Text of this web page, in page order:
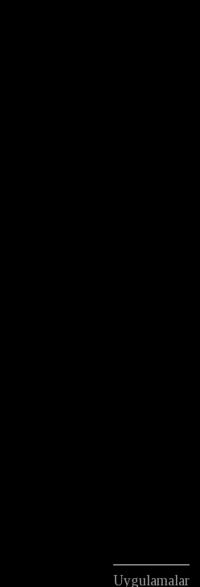
Uygulamalar